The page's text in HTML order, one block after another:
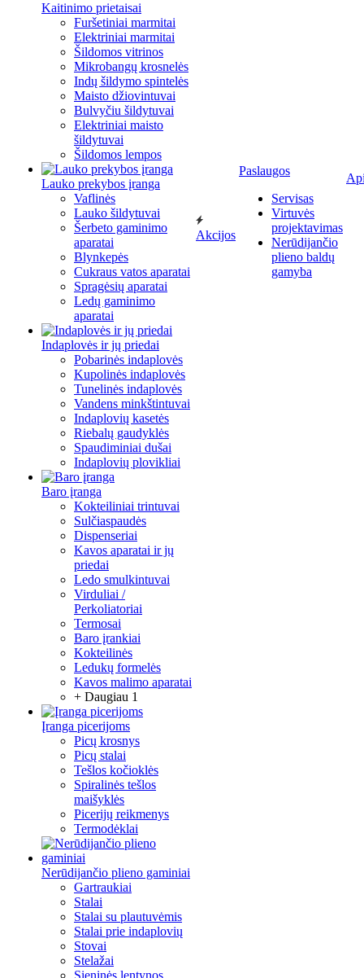
Kaitinimo prietaisai
Furšetiniai marmitai
Elektriniai marmitai
Šildomos vitrinos
Mikrobangų krosnelės
Indų šildymo spintelės
Maisto džiovintuvai
Bulvyčiu šildytuvai
Elektriniai maisto
šildytuvai
Šildomos lempos
Lauko prekybos įranga
Vaflinės
Lauko šildytuvai
Šerbeto gaminimo
aparatai
Blynkepės
Cukraus vatos aparatai
Spragėsių aparatai
Ledų gaminimo
aparatai
Indaplovės ir jų priedai
Pobarinės indaplovės
Kupolinės indaplovės
Tunelinės indaplovės
Vandens minkštintuvai
Indaplovių kasetės
Riebalų gaudyklės
Spaudiminiai dušai
Indaplovių plovikliai
Baro įranga
Kokteiliniai trintuvai
Sulčiaspaudės
Dispenseriai
Kavos aparatai ir jų
priedai
Ledo smulkintuvai
Virduliai /
Perkoliatoriai
Termosai
Baro įrankiai
Kokteilinės
Ledukų formelės
Kavos malimo aparatai
+ Daugiau 1
Įranga picerijoms
Picų krosnys
Picų stalai
Tešlos kočioklės
Spiralinės tešlos
maišyklės
Picerijų reikmenys
Termodėklai
Nerūdijančio plieno gaminiai
Gartraukiai
Stalai
Stalai su plautuvėmis
Stalai prie indaplovių
Stovai
Stelažai
Sieninės lentynos
Akcijos
Paslaugos
Servisas
Virtuvės
projektavimas
Nerūdijančio
plieno baldų
gamyba